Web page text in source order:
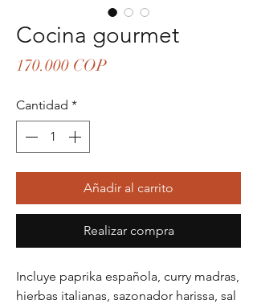
Cocina gourmet
170.000 COPPrecio
Cantidad *
Añadir al carrito
Realizar compra
Incluye paprika española, curry madras,
hierbas italianas, sazonador harissa, sal